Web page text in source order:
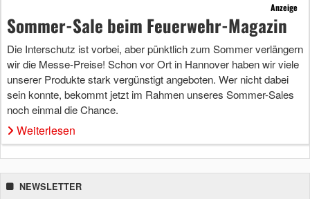
Anzeige
Sommer-Sale beim Feuerwehr-Magazin
Die Interschutz ist vorbei, aber pünktlich zum Sommer verlängern
wir die Messe-Preise! Schon vor Ort in Hannover haben wir viele
unserer Produkte stark vergünstigt angeboten. Wer nicht dabei
sein konnte, bekommt jetzt im Rahmen unseres Sommer-Sales
noch einmal die Chance.
Weiterlesen
NEWSLETTER